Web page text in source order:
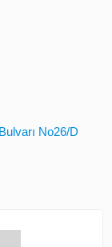
No26/D